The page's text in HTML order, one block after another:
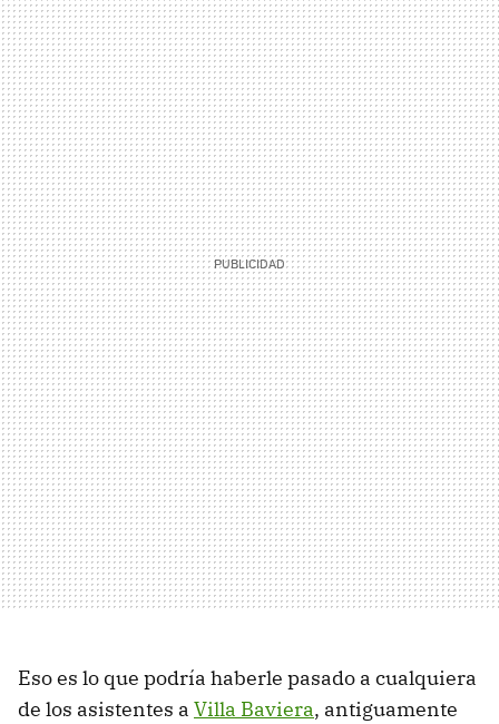
Eso es lo que podría haberle pasado a cualquiera
de los asistentes a Villa Baviera, antiguamente